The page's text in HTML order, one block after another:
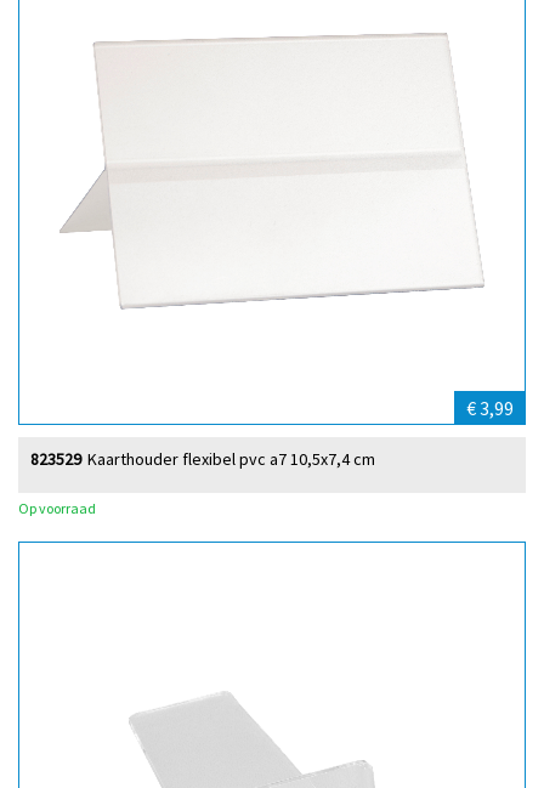
€ 3,99
Kaarthouder flexibel pvc a7 10,5x7,4 cm
823529
Op voorraad